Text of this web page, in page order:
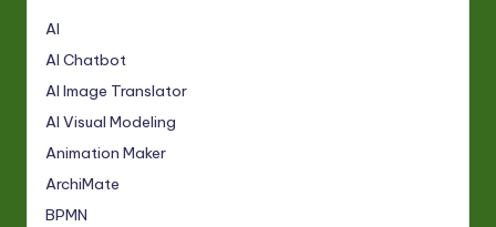
AI
AI Chatbot
AI Image Translator
AI Visual Modeling
Animation Maker
ArchiMate
BPMN